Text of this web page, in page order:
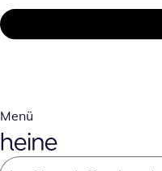
Menü